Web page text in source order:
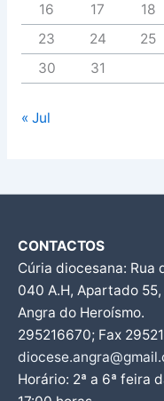
16
17 18
23
24 25
30
31
« Jul
CONTACTOS
Cúria diocesana: Rua
040 A.H, Apartado
Angra do Heroísmo.
295216670; Fax
Horário: 2ª a 6ª feira